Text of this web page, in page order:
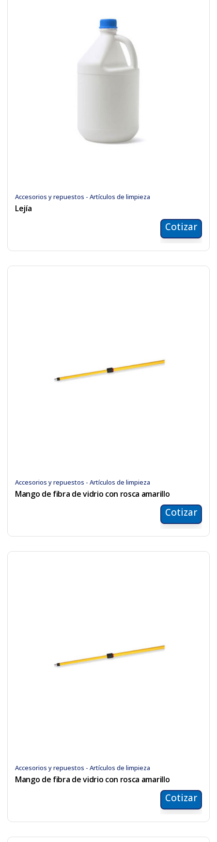
Accesorios y repuestos - Artículos de limpieza
Lejía
Cotizar
Accesorios y repuestos - Artículos de limpieza
Mango de fibra de vidrio con rosca amarillo
Cotizar
Accesorios y repuestos - Artículos de limpieza
Mango de fibra de vidrio con rosca amarillo
Cotizar